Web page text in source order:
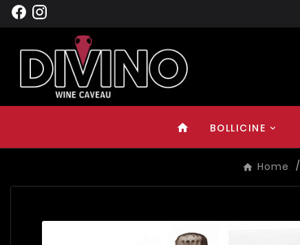
home BOLLICINE
Home